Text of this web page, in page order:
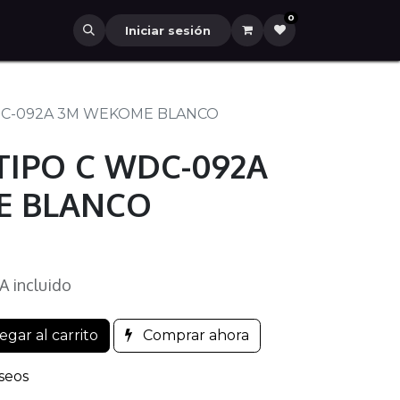
Iniciar sesión
0
092A 3M WEKOME BLANCO
C WDC-092A
BLANCO
incluido
al carrito Comprar ahora